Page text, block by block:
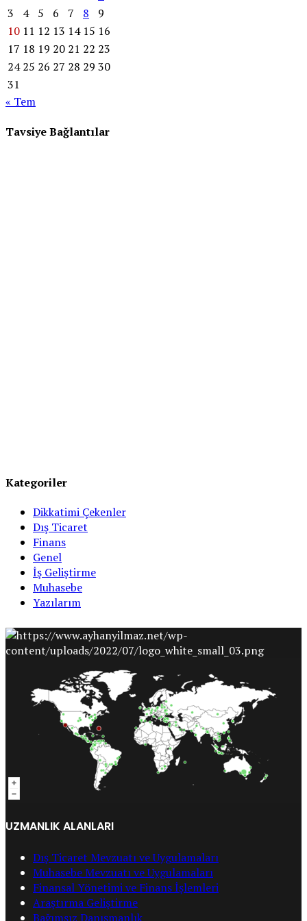
3
4 5 6 7 8
9
10 11 12 13 14 15 16
17 18 19 20 21 22 23
24 25 26 27 28 29 30
31
« Tem
Tavsiye Bağlantılar
Kategoriler
Dikkatimi Çekenler
Dış Ticaret
Finans
Genel
İş Geliştirme
Muhasebe
Yazılarım
UZMANLIK ALANLARI
Dış Ticaret Mevzuatı ve Uygulamaları
Muhasebe Mevzuatı ve Uygulamaları
Finansal Yönetimi ve Finans İşlemleri
Araştırma Geliştirme
Bağımsız Danışmanlık